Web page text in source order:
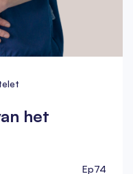
het
Ep74